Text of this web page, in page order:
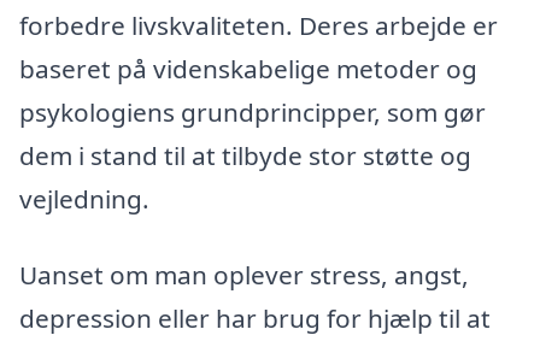
forbedre livskvaliteten. Deres arbejde er
baseret på videnskabelige metoder og
psykologiens grundprincipper, som gør
dem i stand til at tilbyde stor støtte og
vejledning.
Uanset om man oplever stress, angst,
depression eller har brug for hjælp til at